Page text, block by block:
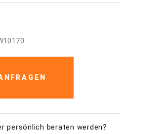
persönlich beraten werden?